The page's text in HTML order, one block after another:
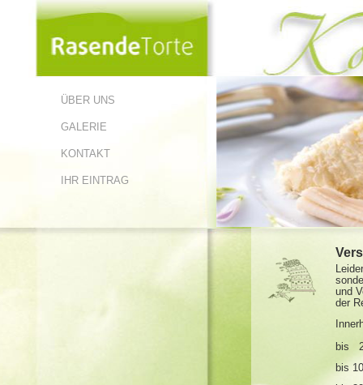
ÜBER UNS
GALERIE
KONTAKT
IHR EINTRAG
und
der
bis
bis